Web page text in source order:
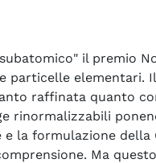
il premio
particelle elementari.
raffinata quanto
rinormalizzabili
la formulazione
Ma